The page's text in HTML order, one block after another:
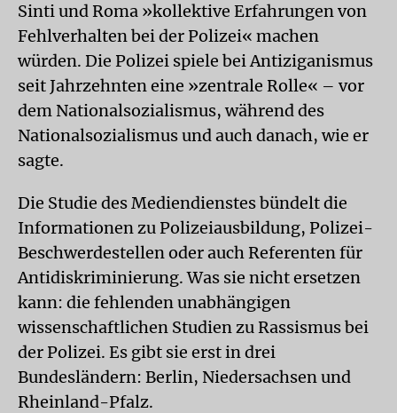
Sinti und Roma »kollektive Erfahrungen von
Fehlverhalten bei der Polizei« machen
würden. Die Polizei spiele bei Antiziganismus
seit Jahrzehnten eine »zentrale Rolle« – vor
dem Nationalsozialismus, während des
Nationalsozialismus und auch danach, wie er
sagte.
Die Studie des Mediendienstes bündelt die
Informationen zu Polizeiausbildung, Polizei-
Beschwerdestellen oder auch Referenten für
Antidiskriminierung. Was sie nicht ersetzen
kann: die fehlenden unabhängigen
wissenschaftlichen Studien zu Rassismus bei
der Polizei. Es gibt sie erst in drei
Bundesländern: Berlin, Niedersachsen und
Rheinland-Pfalz.